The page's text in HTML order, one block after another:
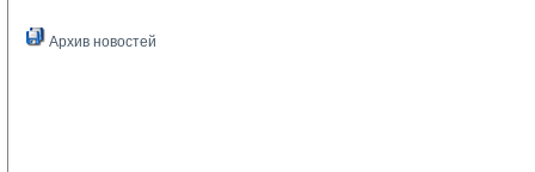
Архив новостей